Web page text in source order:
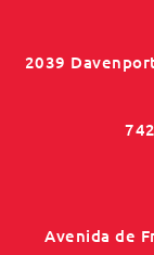
2039
Avenida de